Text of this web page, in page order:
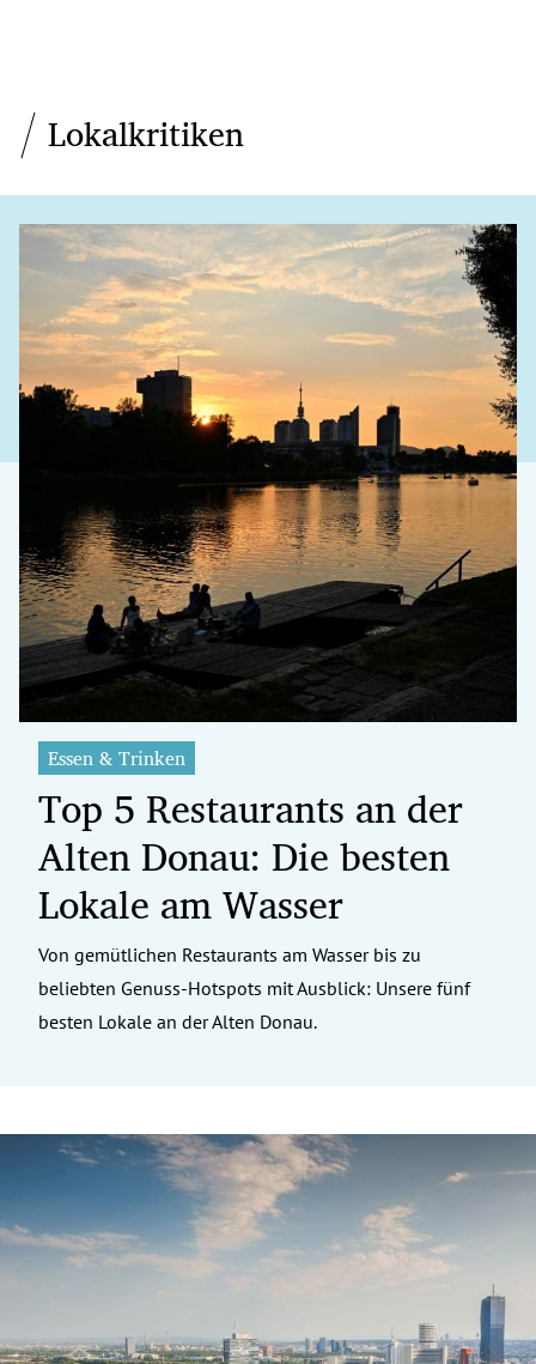
Lokalkritiken
Essen & Trinken
Top 5 Restaurants an der
Alten Donau: Die besten
Lokale am Wasser
Von gemütlichen Restaurants am Wasser bis zu
beliebten Genuss-Hotspots mit Ausblick: Unsere fünf
besten Lokale an der Alten Donau.